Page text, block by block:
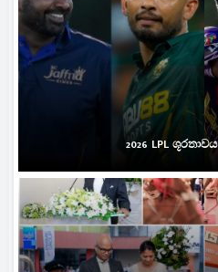
2026 LPL